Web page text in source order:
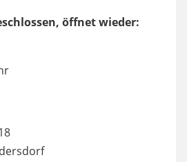
öffnet wieder: